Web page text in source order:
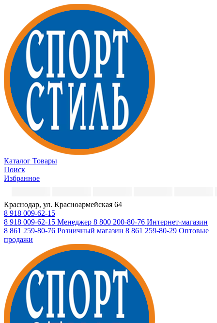
Каталог Товары
Поиск
Избранное
Краснодар, ул. Красноармейская 64
8 918 009-62-15
8 918 009-62-15 Менеджер 8 800 200-80-76 Интернет-магазин
8 861 259-80-76 Розничный магазин 8 861 259-80-29 Оптовые
продажи